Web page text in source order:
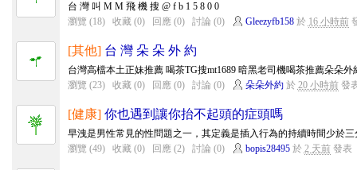
台 灣 叫 M M 飛 機 搜 @ f b 1 5 8 0 0
瀏覽 (18)
收藏 (0) 回應 (0) 討論 (0) Gleezyfb158於 16 小時前
[其他] 台 灣 朵 朵 外 約
台灣高檔本土正妹推薦 喝茶TG搜mt1689 暗黑老司機喝茶推薦朵朵外
瀏覽 (23)
收藏 (0) 回應 (0) 討論 (0) 朵朵外約於 20 小時前發
[健康] 你也遇到讓你抬不起頭的症頭嗎
早洩是男性常見的性問題之一，其定義是插入行為的持續時間少於
瀏覽 (49)
收藏 (0) 回應 (2) 討論 (0) bopis28495於 2 天前發表